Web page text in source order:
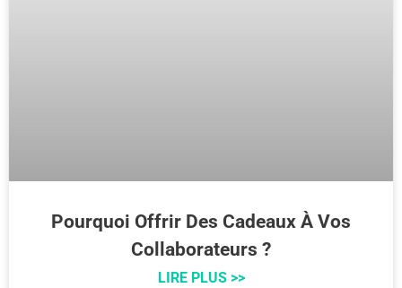
Pourquoi Offrir Des Cadeaux À Vos
Collaborateurs ?
LIRE PLUS >>